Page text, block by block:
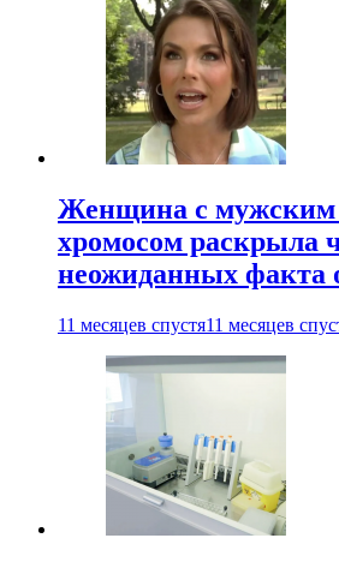
Женщина с мужским
хромосом раскрыла
неожиданных факта
11 месяцев спустя11 месяцев